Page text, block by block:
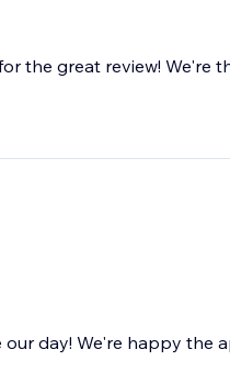
the great review! We're
our day! We're happy the